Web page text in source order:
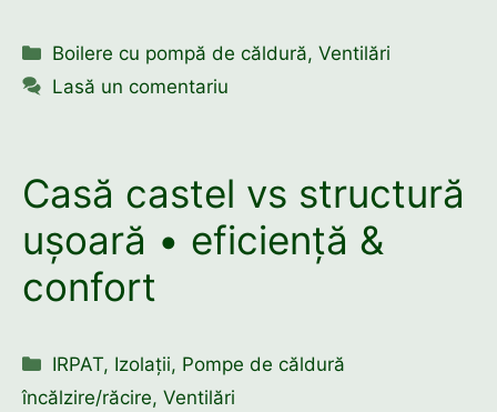
Categorii
Boilere cu pompă de căldură,Ventilări
Lasă un comentariu
Casă castel vs structură
ușoară • eficiență &
confort
Categorii
IRPAT, Izolații, Pompe de căldură
încălzire/răcire, Ventilări